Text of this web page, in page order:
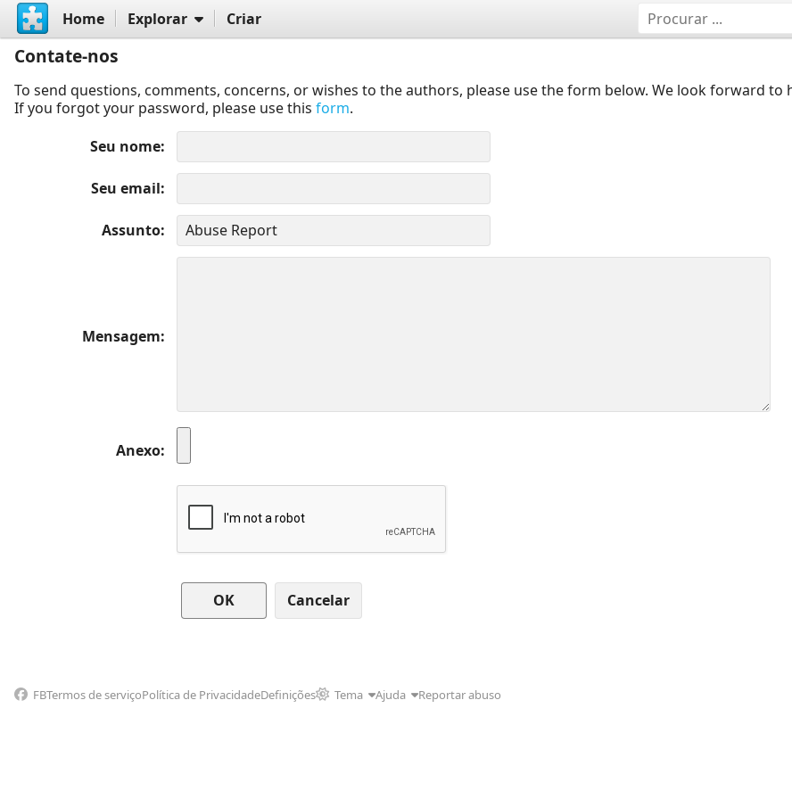
Home Explorar Criar
Contate-nos
To send questions, comments, concerns, or wishes to the authors, please use the form below. We look forward to
If you forgot your password, please use this form.
Seu nome
Seu email
Assunto
Mensagem
Anexo
Cancelar
FBTermos de serviçoPolítica de PrivacidadeDefinições Tema Ajuda Reportar abuso